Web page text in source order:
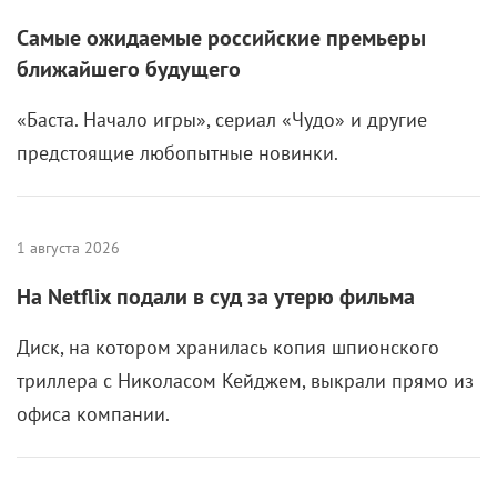
Самые ожидаемые российские премьеры
ближайшего будущего
«Баста. Начало игры», сериал «Чудо» и другие
предстоящие любопытные новинки.
1 августа 2026
На Netflix подали в суд за утерю фильма
Диск, на котором хранилась копия шпионского
триллера с Николасом Кейджем, выкрали прямо из
офиса компании.